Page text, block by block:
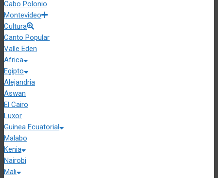
Cabo Polonio
Montevideo
Cultura
Canto Popular
Valle Eden
Africa
Egipto
Alejandria
Aswan
El Cairo
Luxor
Guinea Ecuatorial
Malabo
Kenia
Nairobi
Mali